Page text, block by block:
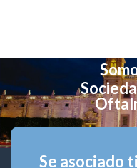
Se asociado